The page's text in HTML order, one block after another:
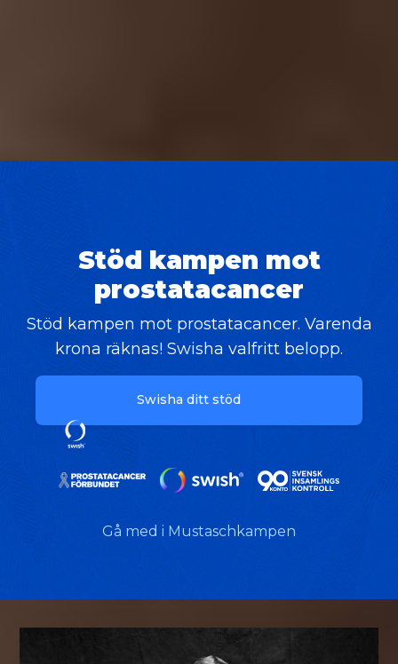
Stöd kampen mot
prostatacancer
Stöd kampen mot prostatacancer. Varenda
krona räknas! Swisha valfritt belopp.
Swisha ditt stöd
Gå med i Mustaschkampen